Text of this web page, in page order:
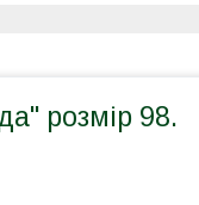
розмір 98.